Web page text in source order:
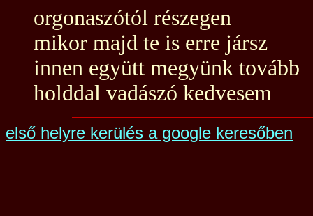
orgonaszótól részegen
mikor majd te is erre jársz
innen együtt megyünk tovább
holddal vadászó kedvesem
első helyre kerülés a google keresőben